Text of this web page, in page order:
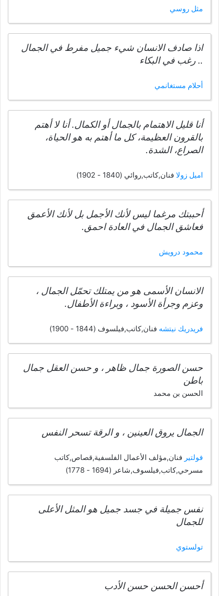
مثل روسي
اذا صادف الانسان شيء جميل مفرط في الجمال
.. رغب في البكاء
أحلام مستغانمي
أنا قليل الاهتمام بالجمال أو الكمال. أنا لا أهتم
بالقرون العظيمة، كل ما أهتم به هو الحياة،
الصراع، الشدة.
اميل زولا فنان,كاتب,روائي (1840 - 1902)
أحببتك مرغما ليس لأنك الأجمل بل لأنك الأعمق
فعاشق الجمال في العادة احمق.
محمود درويش
الانسان الأسمى هو من يمتلك تحمّل الجمال ،
وعزم وجرأة الأسود ، وبراءة الأطفال.
فريدريك نيتشه فنان,كاتب,فيلسوف (1844 - 1900)
حسن الصورة جمال ظاهر ، و حسن العقل جمال
باطن
الحسن بن محمد
الجمال يروق العينين ، و الرقة تسحر النفس
فولتير فنان,مؤلف الأعمال الفلسفية,قصاص,كاتب
مسرحي,كاتب,فيلسوف,شاعر (1694 - 1778)
نفس جميلة في جسد جميل هو المثل الأعلى
للجمال
تولستوي
أحسن الحسن حسن الأدب